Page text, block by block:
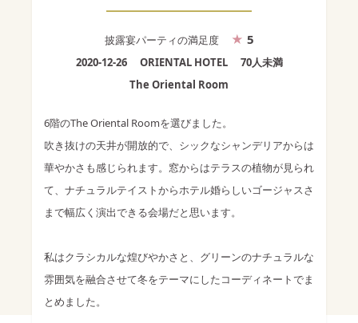
披露宴パーティの満足度 5
2020-12-26 ORIENTAL HOTEL
70人未満
The Oriental Room
6階のThe Oriental Roomを選びました。
吹き抜けの天井が開放的で、シックなシャンデリアからは
華やかさも感じられます。窓からはテラスの植物が見られ
て、ナチュラルテイストからホテル婚らしいゴージャスさ
まで幅広く演出できる会場だと思います。
私はクラシカルな煌びやかさと、グリーンのナチュラルな
雰囲気を融合させて冬をテーマにしたコーディネートでま
とめました。